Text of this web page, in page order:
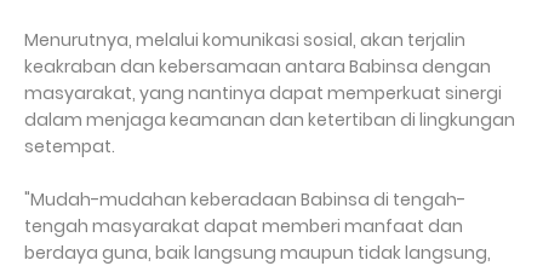
Menurutnya, melalui komunikasi sosial, akan terjalin
keakraban dan kebersamaan antara Babinsa dengan
masyarakat, yang nantinya dapat memperkuat sinergi
dalam menjaga keamanan dan ketertiban di lingkungan
setempat.
"Mudah-mudahan keberadaan Babinsa di tengah-
tengah masyarakat dapat memberi manfaat dan
berdaya guna, baik langsung maupun tidak langsung,